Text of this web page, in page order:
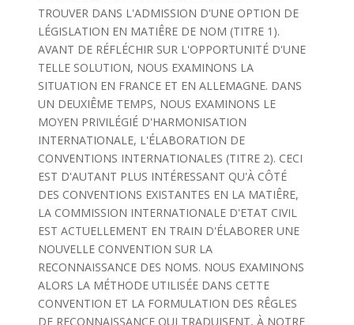
TROUVER DANS L'ADMISSION D'UNE OPTION DE
LÉGISLATION EN MATIÊRE DE NOM (TITRE 1).
AVANT DE RÉFLÉCHIR SUR L'OPPORTUNITÉ D'UNE
TELLE SOLUTION, NOUS EXAMINONS LA
SITUATION EN FRANCE ET EN ALLEMAGNE. DANS
UN DEUXIÊME TEMPS, NOUS EXAMINONS LE
MOYEN PRIVILÉGIÉ D'HARMONISATION
INTERNATIONALE, L'ÉLABORATION DE
CONVENTIONS INTERNATIONALES (TITRE 2). CECI
EST D'AUTANT PLUS INTÉRESSANT QU'À CÔTÉ
DES CONVENTIONS EXISTANTES EN LA MATIÊRE,
LA COMMISSION INTERNATIONALE D'ETAT CIVIL
EST ACTUELLEMENT EN TRAIN D'ÉLABORER UNE
NOUVELLE CONVENTION SUR LA
RECONNAISSANCE DES NOMS. NOUS EXAMINONS
ALORS LA MÉTHODE UTILISÉE DANS CETTE
CONVENTION ET LA FORMULATION DES RÊGLES
DE RECONNAISSANCE QUI TRADUISENT, À NOTRE